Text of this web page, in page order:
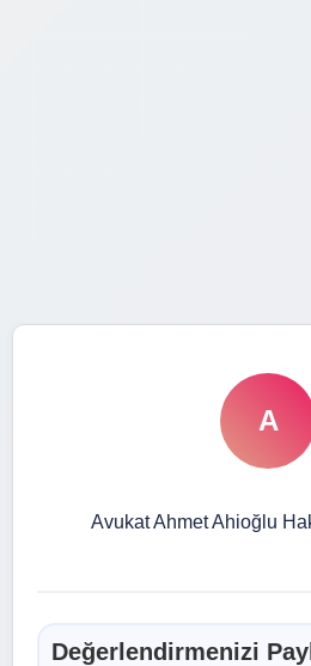
A
Avukat Ahmet Ahioğlu
Değerlendirmenizi